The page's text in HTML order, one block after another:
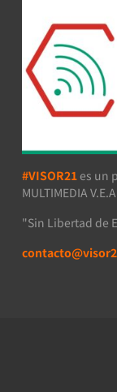
#VISOR21 es un
MULTIMEDIA
"Sin Libertad de